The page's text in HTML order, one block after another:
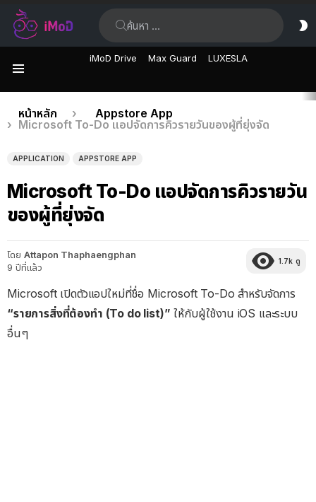
iMoD Drive Max Guard LUXESLA
เรื่อง
ล่าสุด
คุณอยู่ที่นี่:
หน้าหลัก
Appstore App
Microsoft To-Do แอปจัดการคิวรายวันของผู้ที่ยุ่งจัด
APPLICATION APPSTORE APP
Microsoft To-Do แอปจัดการคิวรายวัน
ของผู้ที่ยุ่งจัด
โดย Attapon Thaphaengphan
9 ปีที่แล้ว
1.7k ดู
Microsoft เปิดตัวแอปใหม่ที่ชื่อ Microsoft To-Do สำหรับจัดการ
“รายการสิ่งที่ต้องทำ (To do list)” ให้กับผู้ใช้งาน iOS และระบบ
อื่นๆ